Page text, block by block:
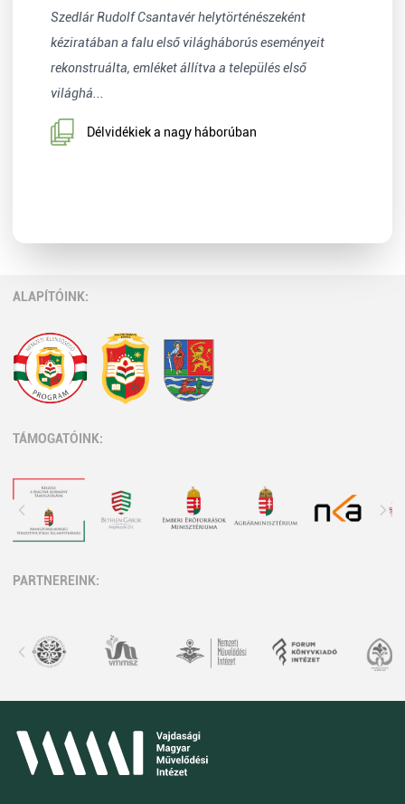
Szedlár Rudolf Csantavér helytörténészeként
kéziratában a falu első világháborús eseményeit
rekonstruálta, emléket állítva a település első
világhá...
Délvidékiek a nagy háborúban
ALAPÍTÓINK:
TÁMOGATÓINK:
PARTNEREINK: